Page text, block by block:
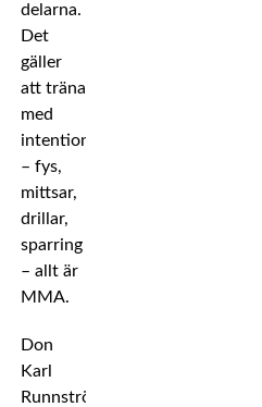
delarna.
Det
gäller
att träna
med
intention
– fys,
mittsar,
drillar,
sparring
– allt är
MMA.
Don
Karl
Runnström